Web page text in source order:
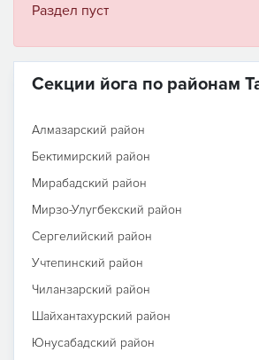
Раздел пуст
Секции йога по районам
Алмазарский район
Бектимирский район
Мирабадский район
Мирзо-Улугбекский район
Сергелийский район
Учтепинский район
Чиланзарский район
Шайхантахурский район
Юнусабадский район